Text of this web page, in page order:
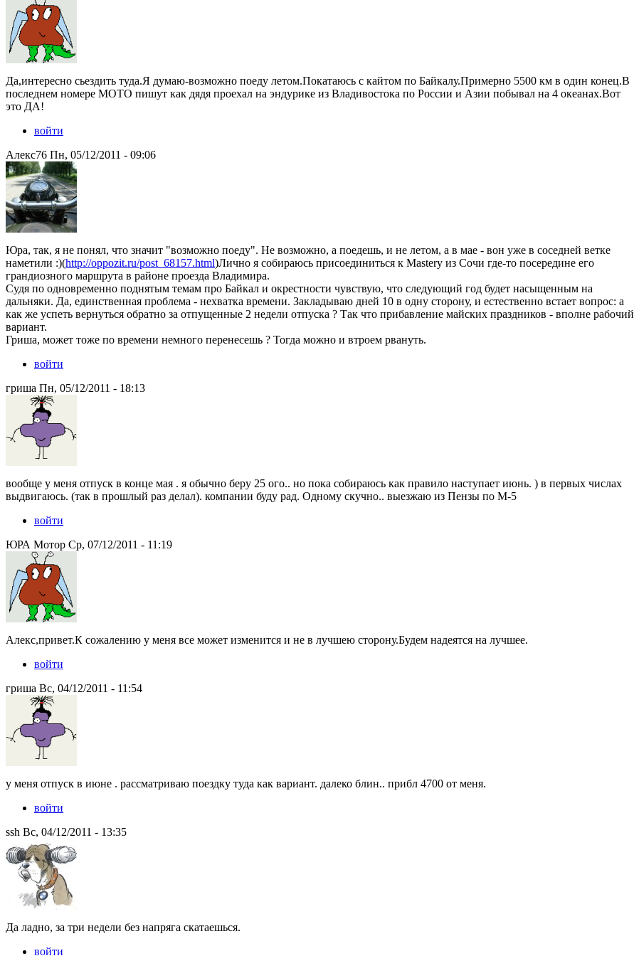
Да,интересно сьездить туда.Я думаю-возможно поеду летом.Покатаюсь с кайтом по Байкалу.Примерно 5500 км в один конец.В
последнем номере МОТО пишут как дядя проехал на эндурике из Владивостока по России и Азии побывал на 4 океанах.Вот
это ДА!
войти
Алекс76 Пн, 05/12/2011 - 09:06
Юра, так, я не понял, что значит "возможно поеду". Не возможно, а поедешь, и не летом, а в мае - вон уже в соседней ветке
наметили :)(http://oppozit.ru/post_68157.html)Лично я собираюсь присоединиться к Masterу из Сочи где-то посередине его
грандиозного маршрута в районе проезда Владимира.
Судя по одновременно поднятым темам про Байкал и окрестности чувствую, что следующий год будет насыщенным на
дальняки. Да, единственная проблема - нехватка времени. Закладываю дней 10 в одну сторону, и естественно встает вопрос: а
как же успеть вернуться обратно за отпущенные 2 недели отпуска ? Так что прибавление майских праздников - вполне рабочий
вариант.
Гриша, может тоже по времени немного перенесешь ? Тогда можно и втроем рвануть.
войти
гриша Пн, 05/12/2011 - 18:13
вообще у меня отпуск в конце мая . я обычно беру 25 ого.. но пока собираюсь как правило наступает июнь. ) в первых числах
выдвигаюсь. (так в прошлый раз делал). компании буду рад. Одному скучно.. выезжаю из Пензы по М-5
войти
ЮРА Мотор Ср, 07/12/2011 - 11:19
Алекс,привет.К сожалению у меня все может изменится и не в лучшею сторону.Будем надеятся на лучшее.
войти
гриша Вс, 04/12/2011 - 11:54
у меня отпуск в июне . рассматриваю поездку туда как вариант. далеко блин.. прибл 4700 от меня.
войти
ssh Вс, 04/12/2011 - 13:35
Да ладно, за три недели без напряга скатаешься.
войти